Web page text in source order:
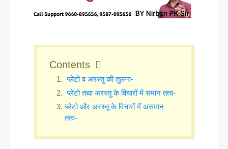
Contents
प्लेटो व अरस्तु की तुलना-
प्लेटो तथा अरस्तु के विचारों में समान तत्व-
प्लेटो और अरस्तू के विचारों में असमान
तत्व-